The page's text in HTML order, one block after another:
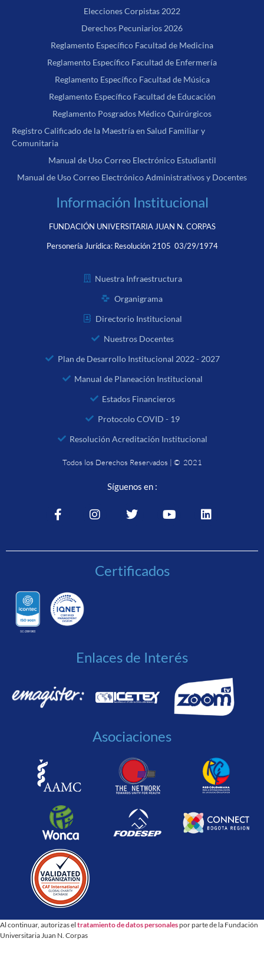
Elecciones Corpistas 2022
Derechos Pecuniarios 2026
Reglamento Específico Facultad de Medicina
Reglamento Específico Facultad de Enfermería
Reglamento Específico Facultad de Música
Reglamento Específico Facultad de Educación
Reglamento Posgrados Médico Quirúrgicos
Registro Calificado de la Maestría en Salud Familiar y
Comunitaria
Manual de Uso Correo Electrónico Estudiantil
Manual de Uso Correo Electrónico Administrativos y Docentes
Información Institucional
FUNDACIÓN UNIVERSITARIA JUAN N. CORPAS
Personería Jurídica: Resolución 2105 03/29/1974
Nuestra Infraestructura
Organigrama
Directorio Institucional
Nuestros Docentes
Plan de Desarrollo Institucional 2022 - 2027
Manual de Planeación Institucional
Estados Financieros
Protocolo COVID - 19
Resolución Acreditación Institucional
Todos los Derechos Reservados | © 2021
Síguenos en :
Certificados
Enlaces de Interés
Asociaciones
Al continuar, autorizas el tratamiento de datos personalespor parte de la Fundación
Universitaria Juan N. Corpas